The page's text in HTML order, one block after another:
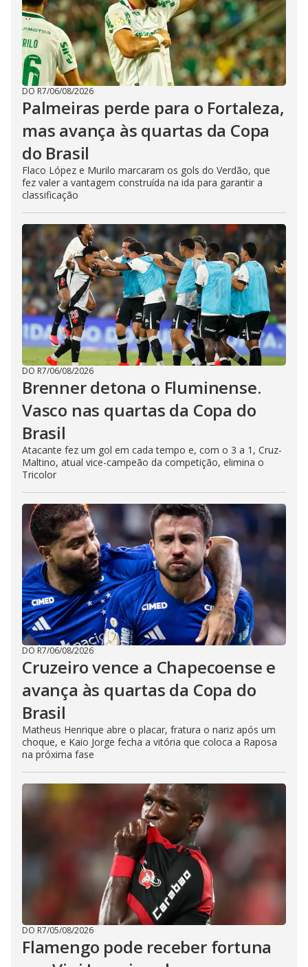
DO R7/06/08/2026
Palmeiras perde para o Fortaleza,
mas avança às quartas da Copa
do Brasil
Flaco López e Murilo marcaram os gols do Verdão, que
fez valer a vantagem construída na ida para garantir a
classificação
DO R7/06/08/2026
Brenner detona o Fluminense.
Vasco nas quartas da Copa do
Brasil
Atacante fez um gol em cada tempo e, com o 3 a 1, Cruz-
Maltino, atual vice-campeão da competição, elimina o
Tricolor
DO R7/06/08/2026
Cruzeiro vence a Chapecoense e
avança às quartas da Copa do
Brasil
Matheus Henrique abre o placar, fratura o nariz após um
choque, e Kaio Jorge fecha a vitória que coloca a Raposa
na próxima fase
DO R7/05/08/2026
Flamengo pode receber fortuna